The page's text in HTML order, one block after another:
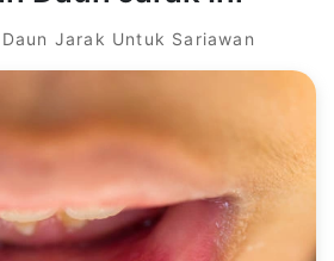
Jarak Untuk Sariawan